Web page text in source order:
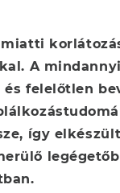
A
felelőtlen
így